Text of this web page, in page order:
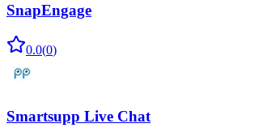
SnapEngage
0.0(0)
Smartsupp Live Chat